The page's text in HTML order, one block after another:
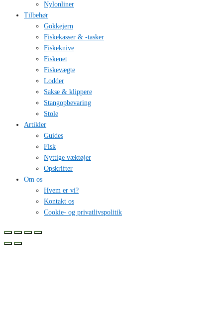
Nylonliner
Tilbehør
Gokkejern
Fiskekasser & -tasker
Fiskeknive
Fiskenet
Fiskevægte
Lodder
Sakse & klippere
Stangopbevaring
Stole
Artikler
Guides
Fisk
Nyttige væktøjer
Opskrifter
Om os
Hvem er vi?
Kontakt os
Cookie- og privatlivspolitik